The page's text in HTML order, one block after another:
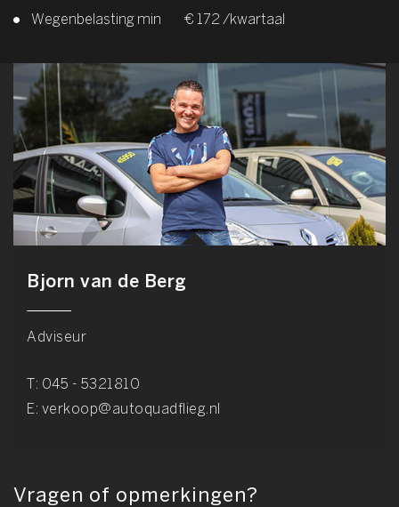
Wegenbelasting min € 172 /kwartaal
Bjorn van de Berg
Adviseur
T: 045 - 5321810
E: verkoop@autoquadflieg.nl
Vragen of opmerkingen?